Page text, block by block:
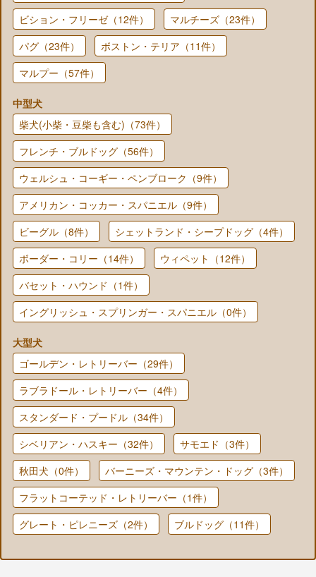
ビション・フリーゼ（12件）
マルチーズ（23件）
パグ（23件）
ボストン・テリア（11件）
マルプー（57件）
中型犬
柴犬(小柴・豆柴も含む)（73件）
フレンチ・ブルドッグ（56件）
ウェルシュ・コーギー・ペンブローク（9件）
アメリカン・コッカー・スパニエル（9件）
ビーグル（8件）
シェットランド・シープドッグ（4件）
ボーダー・コリー（14件）
ウィペット（12件）
バセット・ハウンド（1件）
イングリッシュ・スプリンガー・スパニエル（0件）
大型犬
ゴールデン・レトリーバー（29件）
ラブラドール・レトリーバー（4件）
スタンダード・プードル（34件）
シベリアン・ハスキー（32件）
サモエド（3件）
秋田犬（0件）
バーニーズ・マウンテン・ドッグ（3件）
フラットコーテッド・レトリーバー（1件）
グレート・ピレニーズ（2件）
ブルドッグ（11件）